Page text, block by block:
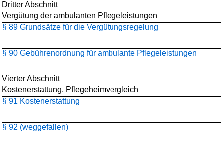
Dritter Abschnitt
Vergütung der ambulanten Pflegeleistungen
§ 89 Grundsätze für die Vergütungsregelung
§ 90 Gebührenordnung für ambulante Pflegeleistungen
Vierter Abschnitt
Kostenerstattung, Pflegeheimvergleich
§ 91 Kostenerstattung
§ 92 (weggefallen)